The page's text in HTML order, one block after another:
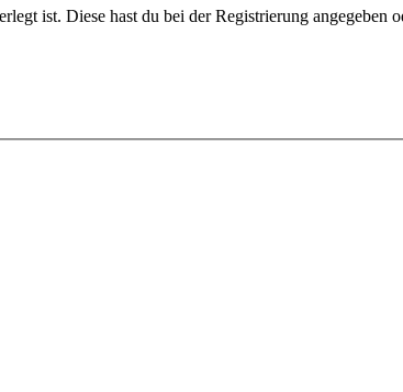
ist. Diese hast du bei der Registrierung angegeben